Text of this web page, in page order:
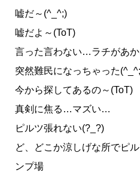
嘘だ～(^_^;)
嘘だよ～(ToT)
言った言わない…ラチがあか
突然難民になっちゃった
今から探してあるの～(ToT)
真剣に焦る…マズい…
ピルツ張れない(?_?)
ど、どこか涼しげな所でピ
ンプ場